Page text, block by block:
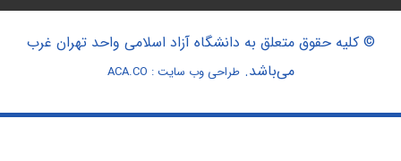
© کلیه حقوق متعلق به دانشگاه آزاد اسلامی واحد تهران غرب
می‌باشد.طراحی وب سایت :ACA.CO